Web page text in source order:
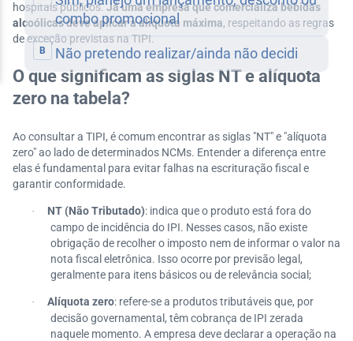
hospitais públicos.Já uma empresa que comercializa bebidas
alcoólicas deve aplicar a alíquota máxima, respeitando as regras
de exceção previstas na TIPI.
O que significam as siglas NT e alíquota
zero na tabela?
Ao consultar a TIPI, é comum encontrar as siglas "NT" e "alíquota
zero" ao lado de determinados NCMs. Entender a diferença entre
elas é fundamental para evitar falhas na escrituração fiscal e
garantir conformidade.
· NT (Não Tributado): indica que o produto está fora do
campo de incidência do IPI. Nesses casos, não existe
obrigação de recolher o imposto nem de informar o valor na
nota fiscal eletrônica. Isso ocorre por previsão legal,
geralmente para itens básicos ou de relevância social;
· Alíquota zero: refere-se a produtos tributáveis que, por
decisão governamental, têm cobrança de IPI zerada
naquele momento. A empresa deve declarar a operação na